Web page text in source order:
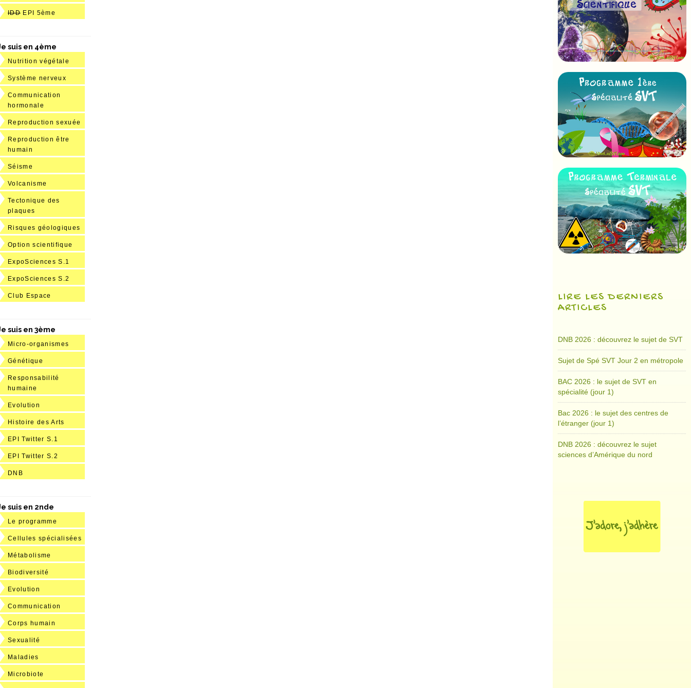
IDD EPI 5ème
suis en 4ème
Nutrition végétale
Système nerveux
Communication
hormonale
Reproduction sexuée
Reproduction être
humain
Séisme
Volcanisme
Tectonique des
plaques
Risques géologiques
Option scientifique
ExpoSciences S.1
ExpoSciences S.2
Club Espace
suis en 3ème
Micro-organismes
Génétique
Responsabilité
humaine
Evolution
Histoire des Arts
EPI Twitter S.1
EPI Twitter S.2
DNB
suis en 2nde
Le programme
Cellules spécialisées
Métabolisme
Biodiversité
Evolution
Communication
Corps humain
Sexualité
Maladies
Microbiote
LIRE LES DERNIERS
ARTICLES
DNB 2026 : découvrez le sujet de SVT
Sujet de Spé SVT Jour 2 en métropole
BAC 2026 : le sujet de SVT en
spécialité (jour 1)
Bac 2026 : le sujet des centres de
l’étranger (jour 1)
DNB 2026 : découvrez le sujet
sciences d’Amérique du nord